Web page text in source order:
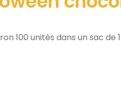
100 unités dans un sac de